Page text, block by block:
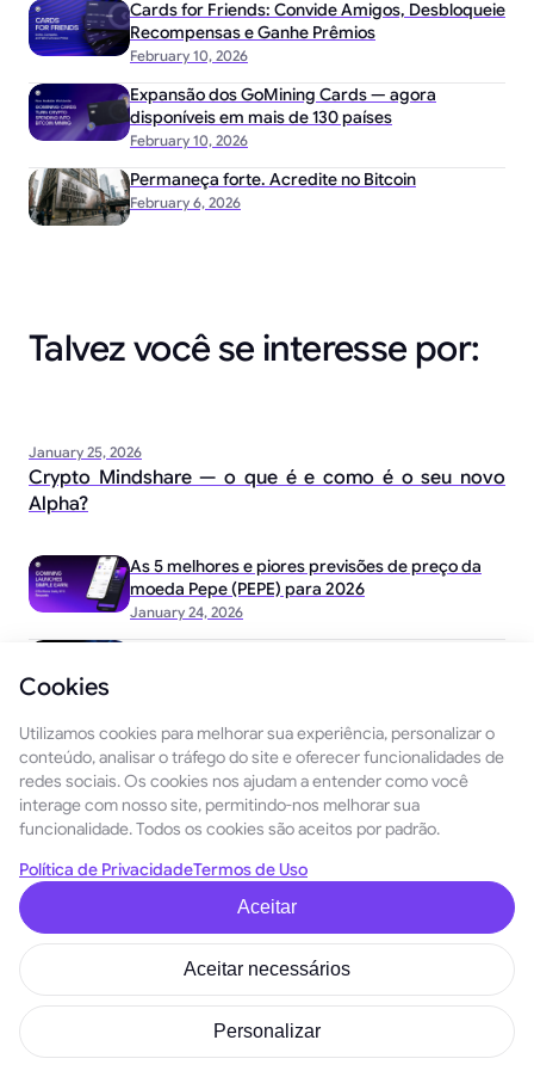
February 10, 2026
Cards for Friends: Convide Amigos, Desbloqueie
Recompensas e Ganhe Prêmios
February 10, 2026
Expansão dos GoMining Cards — agora
disponíveis em mais de 130 países
February 6, 2026
Permaneça forte. Acredite no Bitcoin
Talvez você se interesse por:
January 25, 2026
Crypto Mindshare — o que é e como é o seu novo
Alpha?
January 24, 2026
As 5 melhores e piores previsões de preço da
moeda Pepe (PEPE) para 2026
December 29, 2025
As 5 melhores e piores previsões para o preço
do Ethereum em 2026
Portuguesa (BR)
GoMining
Tokenomics
Provedores de
Mineradores
digitais
Avatares
Cookies
Utilizamos cookies para melhorar sua experiência, personalizar o
conteúdo, analisar o tráfego do site e oferecer funcionalidades de
redes sociais. Os cookies nos ajudam a entender como você
interage com nosso site, permitindo-nos melhorar sua
funcionalidade. Todos os cookies são aceitos por padrão.
Política de PrivacidadeTermos de Uso
Aceitar
Aceitar necessários
Personalizar